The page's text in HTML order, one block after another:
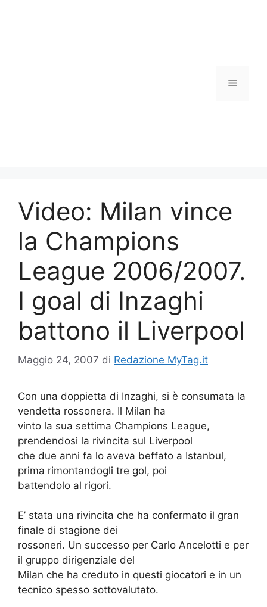
Menu
Video: Milan vince
la Champions
League 2006/2007.
I goal di Inzaghi
battono il Liverpool
Maggio 24, 2007 di Redazione MyTag.it
Con una doppietta di Inzaghi, si è consumata la
vendetta rossonera. Il Milan ha
vinto la sua settima Champions League,
prendendosi la rivincita sul Liverpool
che due anni fa lo aveva beffato a Istanbul,
prima rimontandogli tre gol, poi
battendolo al rigori.
E’ stata una rivincita che ha confermato il gran
finale di stagione dei
rossoneri. Un successo per Carlo Ancelotti e per
il gruppo dirigenziale del
Milan che ha creduto in questi giocatori e in un
tecnico spesso sottovalutato.